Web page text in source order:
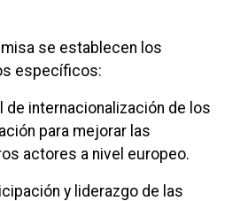
se establecen los
específicos:
de internacionalización de los
para mejorar las
actores a nivel europeo.
y liderazgo de las